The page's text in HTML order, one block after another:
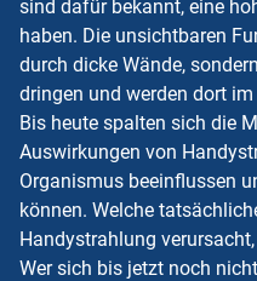
sind dafür bekannt, eine
haben. Die unsichtbaren
durch dicke Wände,
dringen und werden dort
Bis heute spalten sich die
Auswirkungen von
Organismus beeinflussen
können. Welche
Handystrahlung
Wer sich bis jetzt noch